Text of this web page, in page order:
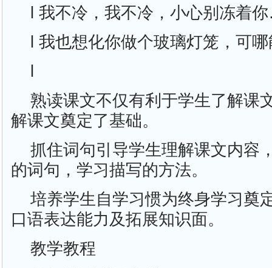
l 我不冷，我不冷，小心别冻着
l 我也想化你做个玻璃灯笼，可
熟读课文不仅有利于学生了解课
解课文奠定了基础。
抓住词句引导学生理解课文内容
的词句，学习描写的方法。
培养学生自学习惯为终身学习奠
口语表达能力及拓展知识面。
教学教程